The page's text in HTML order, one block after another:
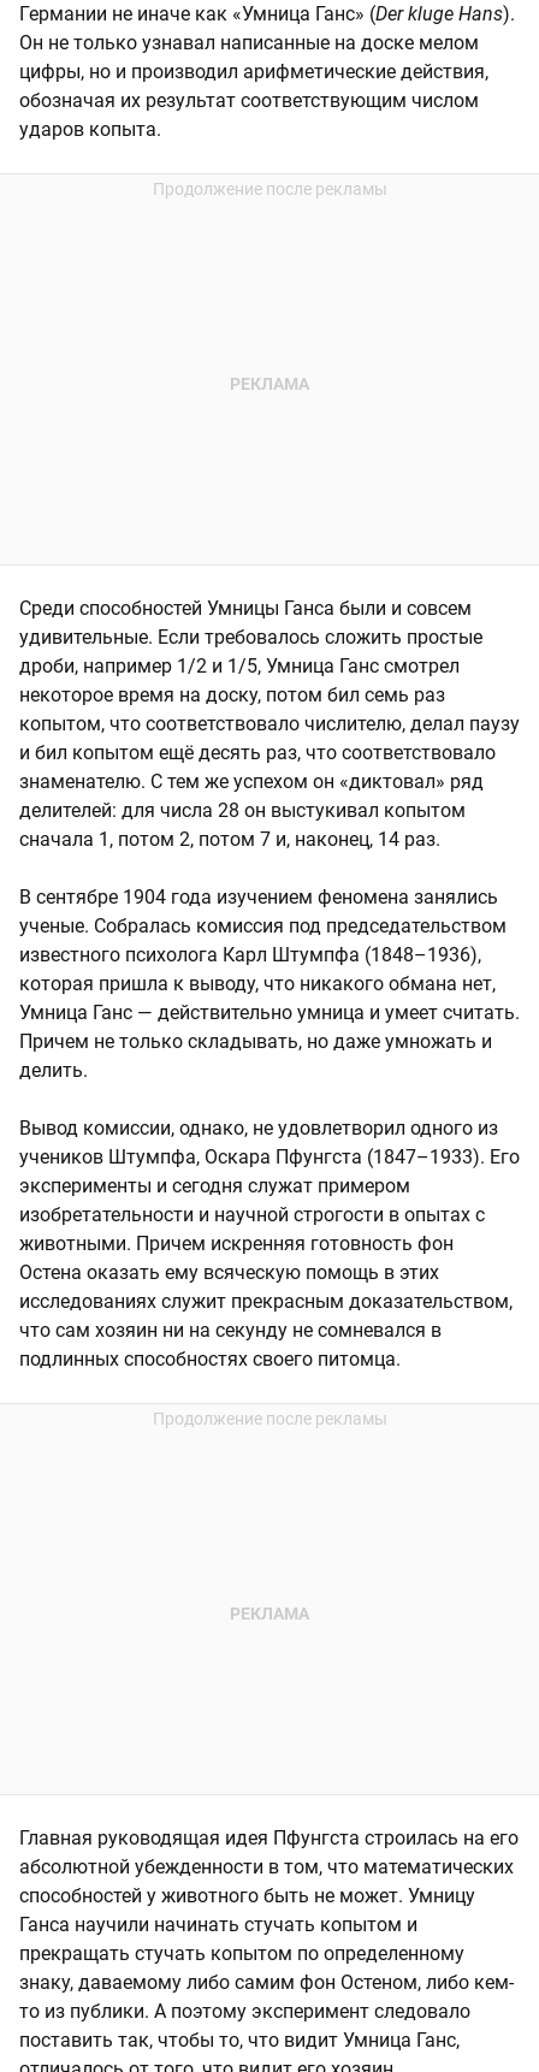
Германии не иначе как «Умница Ганс» (Der kluge Hans).
Он не только узнавал написанные на доске мелом
цифры, но и производил арифметические действия,
обозначая их результат соответствующим числом
ударов копыта.
Среди способностей Умницы Ганса были и совсем
удивительные. Если требовалось сложить простые
дроби, например 1/2 и 1/5, Умница Ганс смотрел
некоторое время на доску, потом бил семь раз
копытом, что соответствовало числителю, делал паузу
и бил копытом ещё десять раз, что соответствовало
знаменателю. С тем же успехом он «диктовал» ряд
делителей: для числа 28 он выстукивал копытом
сначала 1, потом 2, потом 7 и, наконец, 14 раз.
В сентябре 1904 года изучением феномена занялись
ученые. Собралась комиссия под председательством
известного психолога Карл Штумпфа (1848–1936),
которая пришла к выводу, что никакого обмана нет,
Умница Ганс — действительно умница и умеет считать.
Причем не только складывать, но даже умножать и
делить.
Вывод комиссии, однако, не удовлетворил одного из
учеников Штумпфа, Оскара Пфунгста (1847–1933). Его
эксперименты и сегодня служат примером
изобретательности и научной строгости в опытах с
животными. Причем искренняя готовность фон
Остена оказать ему всяческую помощь в этих
исследованиях служит прекрасным доказательством,
что сам хозяин ни на секунду не сомневался в
подлинных способностях своего питомца.
Главная руководящая идея Пфунгста строилась на его
абсолютной убежденности в том, что математических
способностей у животного быть не может. Умницу
Ганса научили начинать стучать копытом и
прекращать стучать копытом по определенному
знаку, даваемому либо самим фон Остеном, либо кем-
то из публики. А поэтому эксперимент следовало
поставить так, чтобы то, что видит Умница Ганс,